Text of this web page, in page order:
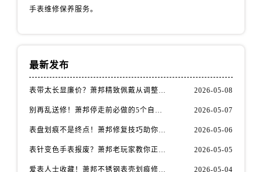
手表维修保养服务。
最新发布
表带太长显廉价？萧邦精致佩戴从调整开始！ 2026-05-08
别再乱送修！萧邦停走前必做的5个自检步骤 2026-05-07
表盘划痕不是终点！萧邦修复技巧助你重拾自信 2026-05-06
表针变色手表报废？萧邦老玩家教你正确应对 2026-05-05
爱表人士收藏！萧邦不锈钢表壳划痕修复指南 2026-05-04